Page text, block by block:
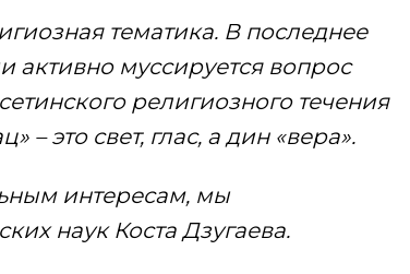
тематика. В последнее
муссируется вопрос
религиозного течения
– это свет, глас, а дин «вера».
интересам, мы
наук Коста Дзугаева.